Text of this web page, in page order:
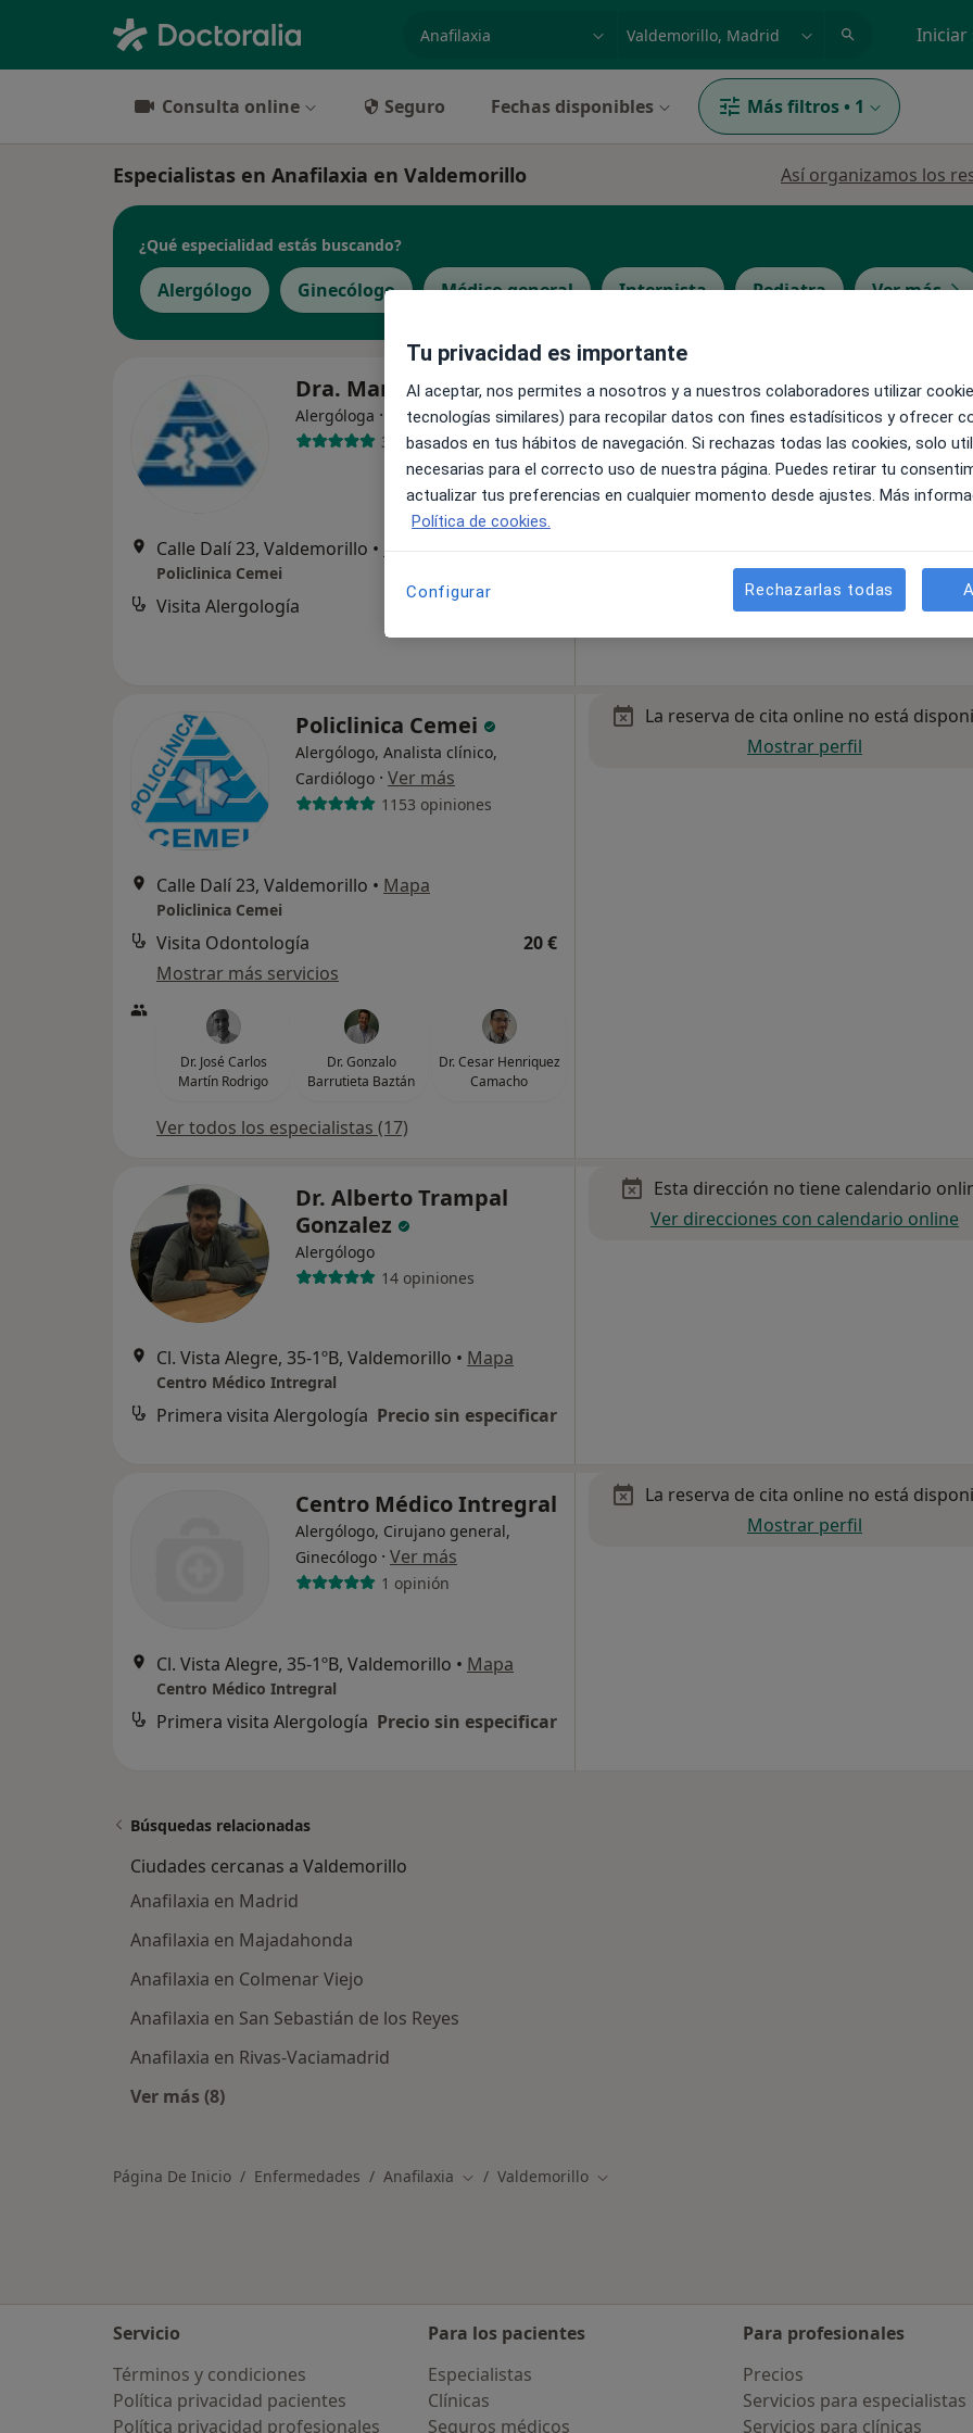
Iniciar
Consulta online Seguro Fechas disponibles Más filtros • 1
Especialistas en Anafilaxia en Valdemorillo Así organizamos los
¿Qué especialidad estás buscando?
Alergólogo Ginecólogo Médico general Internista Pediatra Ver más
Dra. María Polo López
Alergóloga · Ver más
3 opiniones
Calle Dalí 23, Valdemorillo •
Policlinica Cemei
Visita Alergología
La reserva de cita online no está
Pedir una cita
Policlinica Cemei
Alergólogo, Analista clínico,
Cardiólogo · Ver más
1153 opiniones
Calle Dalí 23, Valdemorillo • Mapa
Policlinica Cemei
Visita Odontología
20 €
Mostrar más servicios
Dr. José Carlos
Martín Rodrigo
Dr. Gonzalo
Barrutieta Baztán
Dr. Cesar Henriquez
Camacho
Ver todos los especialistas (17)
La reserva de cita online no está
Mostrar perfil
Dr. Alberto Trampal
Gonzalez
Alergólogo
14 opiniones
Cl. Vista Alegre, 35-1ºB, Valdemorillo • Mapa
Centro Médico Intregral
Primera visita Alergología Precio sin especificar
Esta dirección no tiene calendario
Ver direcciones con calendario online
Centro Médico Intregral
Alergólogo, Cirujano general,
Ginecólogo · Ver más
1 opinión
Cl. Vista Alegre, 35-1ºB, Valdemorillo • Mapa
Centro Médico Intregral
Primera visita Alergología Precio sin especificar
La reserva de cita online no está
Mostrar perfil
Búsquedas relacionadas
Ciudades cercanas a Valdemorillo
Anafilaxia en Madrid
Anafilaxia en Majadahonda
Anafilaxia en Colmenar Viejo
Anafilaxia en San Sebastián de los Reyes
Anafilaxia en Rivas-Vaciamadrid
Ver más (8)
Página De Inicio Enfermedades Anafilaxia Cambiar de ciudad
Valdemorillo Cambiar de ciudad
Servicio
Términos y condiciones
Política privacidad pacientes
Política privacidad profesionales
Para los pacientes
Especialistas
Clínicas
Seguros médicos
Para profesionales
Precios
Servicios para especialistas
Servicios para clínicas
Tu privacidad es importante
Al aceptar, nos permites a nosotros y a nuestros colaboradores utilizar
tecnologías similares) para recopilar datos con fines estadísiticos y ofrecer
basados en tus hábitos de navegación. Si rechazas todas las cookies, solo
necesarias para el correcto uso de nuestra página. Puedes retirar tu
actualizar tus preferencias en cualquier momento desde ajustes. Más
Política de cookies.
Configurar Rechazarlas todas